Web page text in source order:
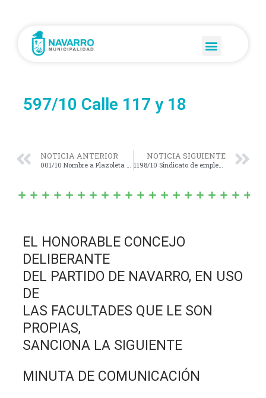
597/10 Calle 117 y 18
NOTICIA ANTERIOR
001/10 Nombre a Plazoleta Plaza o calle Lucio Correa Morales
NOTICIA SIGUIENTE
1198/10 Sindicato de empleados
EL HONORABLE CONCEJO
DELIBERANTE
DEL PARTIDO DE NAVARRO, EN USO
DE
LAS FACULTADES QUE LE SON
PROPIAS,
SANCIONA LA SIGUIENTE
MINUTA DE COMUNICACIÓN